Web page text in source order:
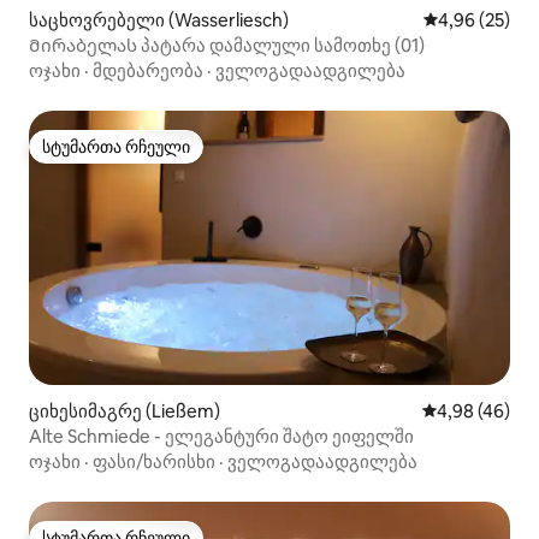
საცხოვრებელი (Wasserliesch) საშუალო
4,96 (25)
Მირაბელას პატარა დამალული სამოთხე (01)
ოჯახი · მდებარეობა · ველოგადაადგილება
სტუმართა რჩეული
სტუმართა რჩეული
ციხესიმაგრე (Ließem) საშუალო
4,98 (46)
Alte Schmiede - ელეგანტური შატო ეიფელში
ოჯახი · ფასი/ხარისხი · ველოგადაადგილება